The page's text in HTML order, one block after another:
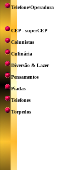
Telefone/Operadora
CEP - superCEP
Colunistas
Culinária
Diversão & Lazer
Pensamentos
Piadas
Telefones
Torpedos